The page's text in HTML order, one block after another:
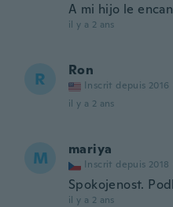
A mi hijo le
il y a 2 ans
R Ron
Inscrit depuis 2016
il y a 2 ans
M mariya
Inscrit depuis 2018
Spokojenost.
il y a 2 ans